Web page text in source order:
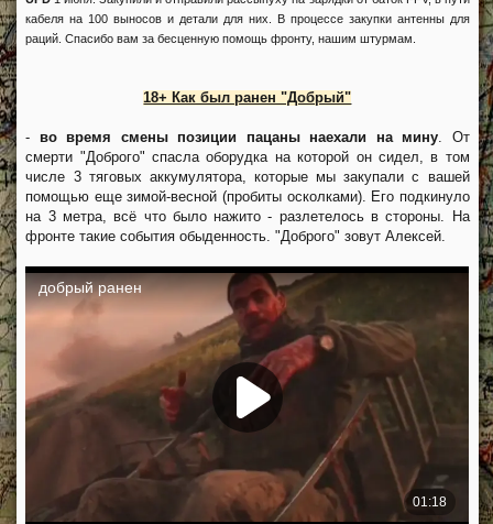
кабеля на 100 выносов и детали для них. В процессе закупки антенны для
раций. Спасибо вам за бесценную помощь фронту, нашим штурмам.
18+ Как был ранен "Добрый"
- во время смены позиции пацаны наехали на мину. От
смерти "Доброго" спасла оборудка на которой он сидел, в том
числе 3 тяговых аккумулятора, которые мы закупали с вашей
помощью еще зимой-весной (пробиты осколками). Его подкинуло
на 3 метра, всё что было нажито - разлетелось в стороны. На
фронте такие события обыденность. "Доброго" зовут Алексей.